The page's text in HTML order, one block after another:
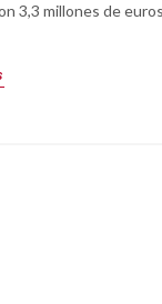
3,3 millones de